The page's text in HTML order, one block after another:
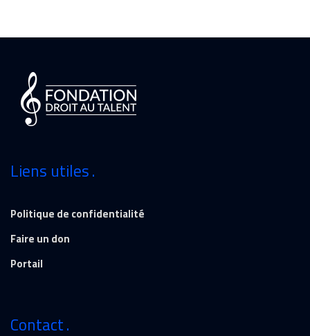
Liens utiles
Politique de confidentialité
Faire un don
Portail
Contact